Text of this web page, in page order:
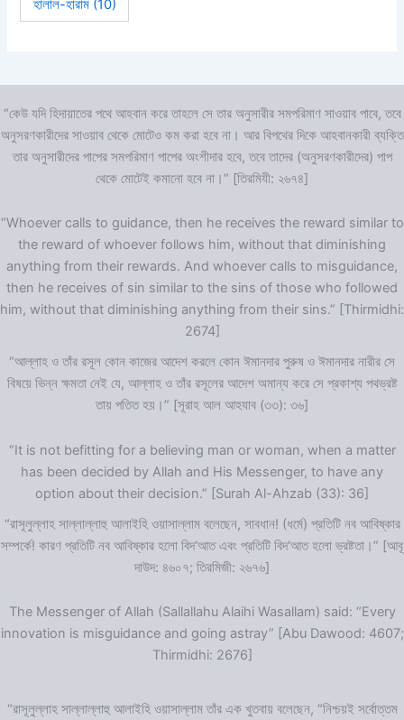
হালাল-হারাম(10)
“কেউ যদি হিদায়াতের পথে আহবান করে তাহলে সে তার অনুসারীর সমপরিমাণ সাওয়াব পাবে, তবে
অনুসরণকারীদের সাওয়াব থেকে মোটেও কম করা হবে না। আর বিপথের দিকে আহবানকারী ব্যক্তি
তার অনুসারীদের পাপের সমপরিমাণ পাপের অংশীদার হবে, তবে তাদের (অনুসরণকারীদের) পাপ
থেকে মোটেই কমানো হবে না।” [তিরমিযী: ২৬৭৪]
“Whoever calls to guidance, then he receives the reward similar to
the reward of whoever follows him, without that diminishing
anything from their rewards. And whoever calls to misguidance,
then he receives of sin similar to the sins of those who followed
him, without that diminishing anything from their sins.” [Thirmidhi:
2674]
“আল্লাহ ও তাঁর রসূল কোন কাজের আদেশ করলে কোন ঈমানদার পুরুষ ও ঈমানদার নারীর সে
বিষয়ে ভিন্ন ক্ষমতা নেই যে, আল্লাহ ও তাঁর রসূলের আদেশ অমান্য করে সে প্রকাশ্য পথভ্রষ্ট
তায় পতিত হয়।” [সূরাহ আল আহযাব (৩৩): ৩৬]
“It is not befitting for a believing man or woman, when a matter
has been decided by Allah and His Messenger, to have any
option about their decision.” [Surah Al-Ahzab (33): 36]
“রাসূলুল্লাহ সাল্লাল্লাহু আলাইহি ওয়াসাল্লাম বলেছেন, সাবধান! (ধর্মে) প্রতিটি নব আবিষ্কার
সম্পর্কে! কারণ প্রতিটি নব আবিষ্কার হলো বিদ‘আত এবং প্রতিটি বিদ‘আত হলো ভ্রষ্টতা।” [আবূ
দাউদ: ৪৬০৭; তিরমিজী: ২৬৭৬]
The Messenger of Allah (Sallallahu Alaihi Wasallam) said: “Every
innovation is misguidance and going astray” [Abu Dawood: 4607;
Thirmidhi: 2676]
“রাসূলুল্লাহ সাল্লাল্লাহু আলাইহি ওয়াসাল্লাম তাঁর এক খুতবায় বলেছেন, “নিশ্চয়ই সর্বোত্তম